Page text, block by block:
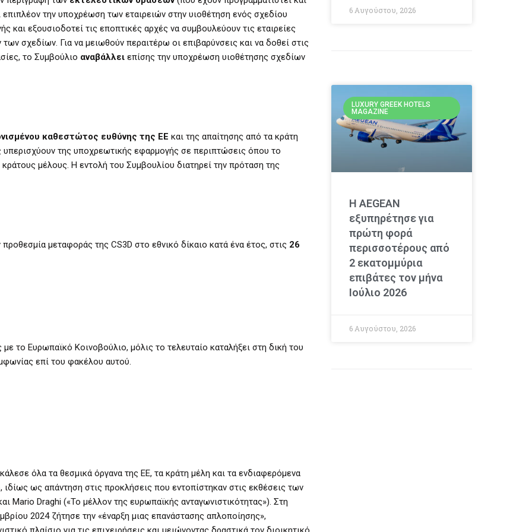
την υποχρέωση των εταιρειών στην υιοθέτηση ενός σχεδίου
και εξουσιοδοτεί τις εποπτικές αρχές να συμβουλεύουν τις εταιρείες
σχεδίων. Για να μειωθούν περαιτέρω οι επιβαρύνσεις και να δοθεί στις
το Συμβούλιο αναβάλλει επίσης την υποχρέωση υιοθέτησης σχεδίων
καθεστώτος ευθύνης της ΕΕ και της απαίτησης από τα κράτη
υπερισχύουν της υποχρεωτικής εφαρμογής σε περιπτώσεις όπου το
μέλους. Η εντολή του Συμβουλίου διατηρεί την πρόταση της
μεταφοράς της CS3D στο εθνικό δίκαιο κατά ένα έτος, στις 26
το Ευρωπαϊκό Κοινοβούλιο, μόλις το τελευταίο καταλήξει στη δική του
επί του φακέλου αυτού.
όλα τα θεσμικά όργανα της ΕΕ, τα κράτη μέλη και τα ενδιαφερόμενα
ως απάντηση στις προκλήσεις που εντοπίστηκαν στις εκθέσεις των
Mario Draghi («Το μέλλον της ευρωπαϊκής ανταγωνιστικότητας»). Στη
2024 ζήτησε την «έναρξη μιας επανάστασης απλοποίησης»,
6 Αυγούστου, 2026
LUXURY GREEK HOTELS
MAGAZINE
Η AEGEAN
εξυπηρέτησε για
πρώτη φορά
περισσοτέρους από
2 εκατομμύρια
επιβάτες τον μήνα
Ιούλιο 2026
6 Αυγούστου, 2026